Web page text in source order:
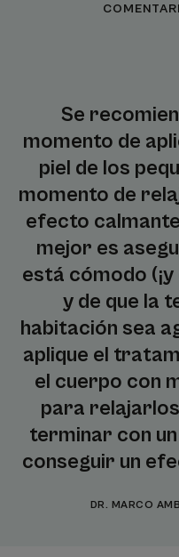
Se
momento de
piel de los
momento de
efecto
mejor es
está cómodo
y de que la
habitación sea
aplique el
el cuerpo con
para
terminar con
conseguir un
DR. MARCO